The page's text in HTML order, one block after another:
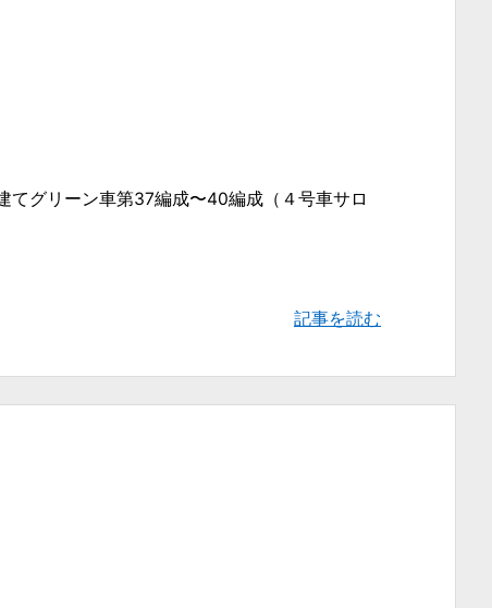
グリーン車第37編成〜40編成（４号車サロ
記事を読む